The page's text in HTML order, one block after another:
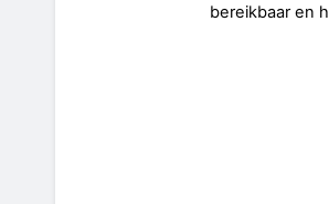
bereikbaar en